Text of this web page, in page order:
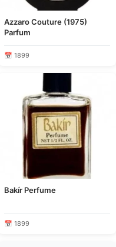
Azzaro Couture (1975)
Parfum
📅 1899
Bakír Perfume
📅 1899